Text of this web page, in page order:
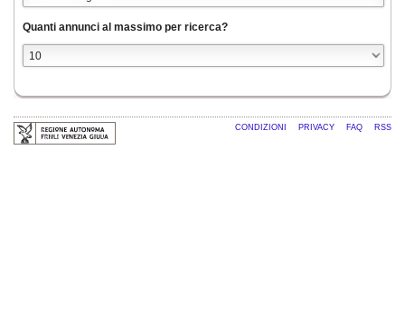
Quanti annunci al massimo per ricerca?
CONDIZIONI PRIVACY FAQ RSS